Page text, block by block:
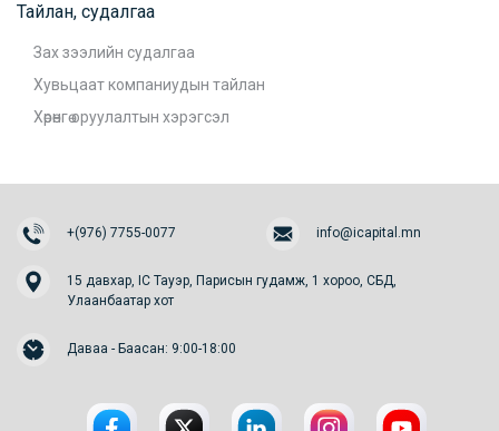
Тайлан, судалгаа
Зах зээлийн судалгаа
Хувьцаат компаниудын тайлан
Хөрөнгө оруулалтын хэрэгсэл
+(976) 7755-0077 info@icapital.mn
15 давхар, IC Тауэр, Парисын гудамж, 1 хороо, СБД,
Улаанбаатар хот
Даваа - Баасан: 9:00-18:00